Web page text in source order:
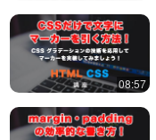
08:57